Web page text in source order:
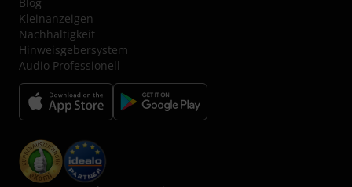
Kleinanzeigen
Nachhaltigkeit
Hinweisgebersystem
Audio Professionell